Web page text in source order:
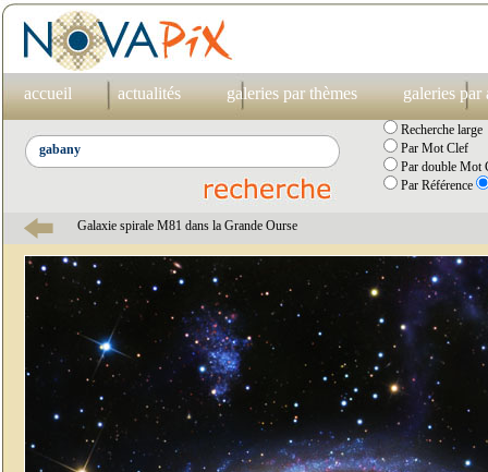
accueil actualités galeries par thèmes galeries par
Recherche large
Par Mot Clef
Par double Mot
Par Référence
Galaxie spirale M81 dans la Grande Ourse